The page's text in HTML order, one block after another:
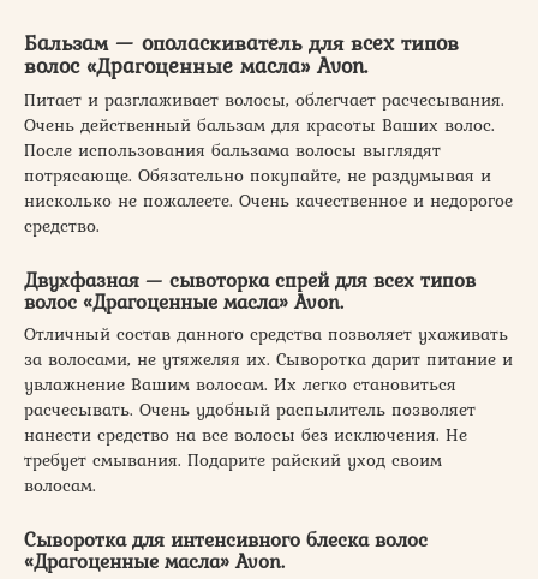
Бальзам — ополаскиватель для всех типов
волос «Драгоценные масла» Avon.
Питает и разглаживает волосы, облегчает расчесывания.
Очень действенный бальзам для красоты Ваших волос.
После использования бальзама волосы выглядят
потрясающе. Обязательно покупайте, не раздумывая и
нисколько не пожалеете. Очень качественное и недорогое
средство.
Двухфазная — сывоторка спрей для всех типов
волос «Драгоценные масла» Avon.
Отличный состав данного средства позволяет ухаживать
за волосами, не утяжеляя их. Сыворотка дарит питание и
увлажнение Вашим волосам. Их легко становиться
расчесывать. Очень удобный распылитель позволяет
нанести средство на все волосы без исключения. Не
требует смывания. Подарите райский уход своим
волосам.
Сыворотка для интенсивного блеска волос
«Драгоценные масла» Avon.